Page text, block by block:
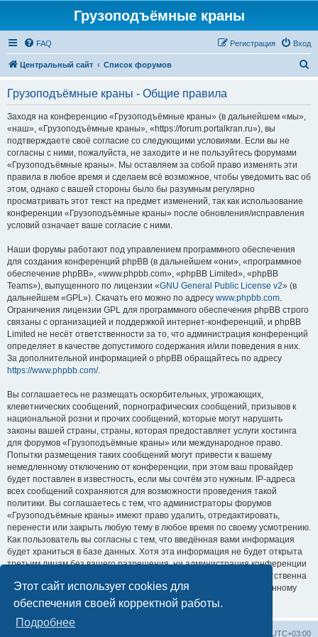
Этот сайт использует cookies для
обеспечения своей корректной работы.
Подробнее
Грузоподъёмные краны
FAQ Вход
Регистрация
Центральный сайт Список форумов
Грузоподъёмные краны - Общие правила
Заходя на конференцию «Грузоподъёмные краны» (в дальнейшем «мы»,
«наш», «Грузоподъёмные краны», «https://forum.portalkran.ru»), вы
подтверждаете своё согласие со следующими условиями. Если вы не
согласны с ними, пожалуйста, не заходите и не пользуйтесь форумами
«Грузоподъёмные краны». Мы оставляем за собой право изменять эти
правила в любое время и сделаем всё возможное, чтобы уведомить вас об
этом, однако с вашей стороны было бы разумным регулярно
просматривать этот текст на предмет изменений, так как использование
конференции «Грузоподъёмные краны» после обновления/исправления
условий означает ваше согласие с ними.
Наши форумы работают под управлением программного обеспечения
для создания конференций phpBB (в дальнейшем «они», «программное
обеспечение phpBB», «www.phpbb.com», «phpBB Limited», «phpBB
Teams»), выпущенного по лицензии «GNU General Public License v2» (в
дальнейшем «GPL»). Скачать его можно по адресу www.phpbb.com.
Ограничения лицензии GPL для программного обеспечения phpBB строго
связаны с организацией и поддержкой интернет-конференций, и phpBB
Limited не несёт ответственности за то, что администрация конференций
определяет в качестве допустимого содержания и/или поведения в них.
За дополнительной информацией о phpBB обращайтесь по адресу
https://www.phpbb.com/.
Вы соглашаетесь не размещать оскорбительных, угрожающих,
клеветнических сообщений, порнографических сообщений, призывов к
национальной розни и прочих сообщений, которые могут нарушить
законы вашей страны, страны, которая предоставляет услуги хостинга
для форумов «Грузоподъёмные краны» или международное право.
Попытки размещения таких сообщений могут привести к вашему
немедленному отключению от конференции, при этом ваш провайдер
будет поставлен в известность, если мы сочтём это нужным. IP-адреса
всех сообщений сохраняются для возможности проведения такой
политики. Вы соглашаетесь с тем, что администраторы форумов
«Грузоподъёмные краны» имеют право удалить, отредактировать,
перенести или закрыть любую тему в любое время по своему усмотрению.
Как пользователь вы согласны с тем, что введённая вами информация
будет храниться в базе данных. Хотя эта информация не будет открыта
третьим лицам без вашего разрешения, ни администрация конференции
«Грузоподъёмные краны», ни phpBB Limited не может быть ответственна
за действия хакеров, которые могут привести к несанкционированному
доступу к ней.
UTC+03:00